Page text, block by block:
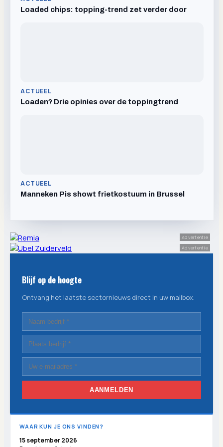
Loaded chips: topping-trend zet verder door
ACTUEEL
Loaden? Drie opinies over de toppingtrend
ACTUEEL
Manneken Pis showt frietkostuum in Brussel
Advertentie
Advertentie
Blijf op de hoogte
Ontvang het laatste sectornieuws direct in uw mailbox.
AANMELDEN
WAAR KUN JE ONS VINDEN?
15 september 2026